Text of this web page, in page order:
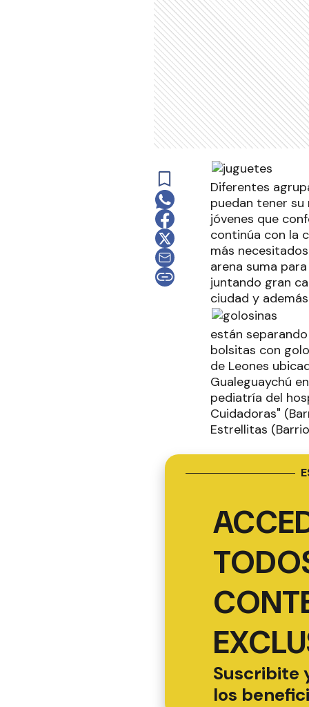
Diferentes
puedan tener
jóvenes que
continúa con la
más
arena suma
juntando gran
ciudad y
están
bolsitas con
de Leones
Gualeguaychú
pediatría del
Cuidadoras"
Estrellitas
Suscribite
los